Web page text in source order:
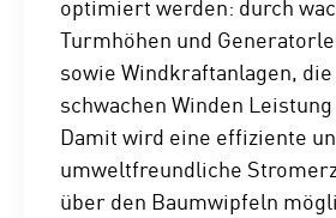
optimiert werden: durch
Turmhöhen und
sowie Windkraftanlagen, die
schwachen Winden
Damit wird eine effiziente
umweltfreundliche
über den Baumwipfeln